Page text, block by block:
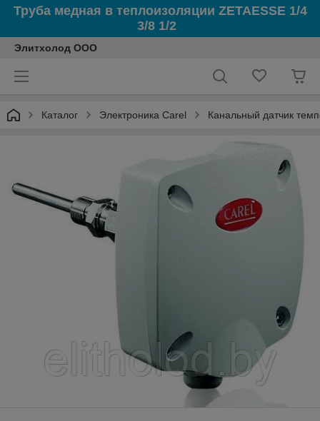
Труба медная в теплоизоляции ZETAESSE 1/4
3/8 1/2
Элитхолод ООО
Каталог Электроника Carel Канальный датчик